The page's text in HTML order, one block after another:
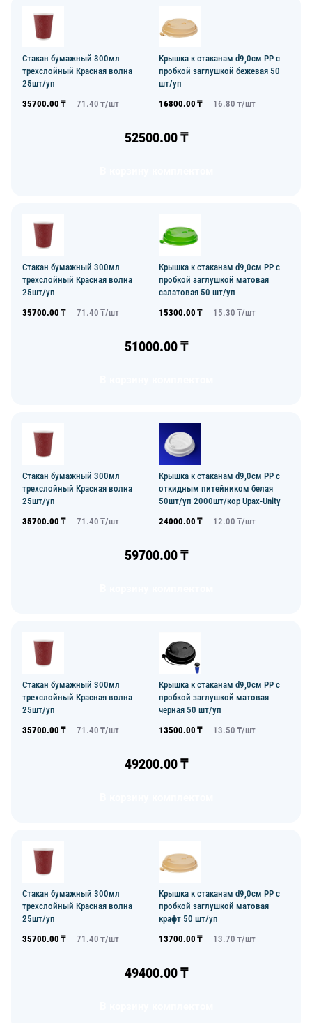
Стакан бумажный 300мл
трехслойный Красная волна
25шт/уп
35700.00 ₸ 71.40 ₸/шт
Крышка к стаканам d9,0см PP с
пробкой заглушкой бежевая 50
шт/уп
16800.00 ₸ 16.80 ₸/шт
52500.00₸
Стакан бумажный 300мл
трехслойный Красная волна
25шт/уп
35700.00 ₸ 71.40 ₸/шт
Крышка к стаканам d9,0см PP с
пробкой заглушкой матовая
салатовая 50 шт/уп
15300.00 ₸ 15.30 ₸/шт
51000.00₸
Стакан бумажный 300мл
трехслойный Красная волна
25шт/уп
35700.00 ₸ 71.40 ₸/шт
Крышка к стаканам d9,0см PP с
откидным питейником белая
50шт/уп 2000шт/кор Upax-Unity
24000.00 ₸ 12.00 ₸/шт
59700.00₸
Стакан бумажный 300мл
трехслойный Красная волна
25шт/уп
35700.00 ₸ 71.40 ₸/шт
Крышка к стаканам d9,0см PP с
пробкой заглушкой матовая
черная 50 шт/уп
13500.00 ₸ 13.50 ₸/шт
49200.00₸
Стакан бумажный 300мл
трехслойный Красная волна
25шт/уп
35700.00 ₸ 71.40 ₸/шт
Крышка к стаканам d9,0см PP с
пробкой заглушкой матовая
крафт 50 шт/уп
13700.00 ₸ 13.70 ₸/шт
49400.00₸